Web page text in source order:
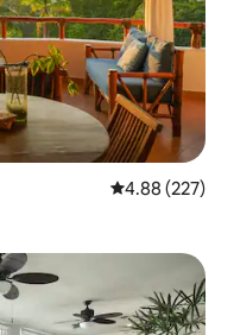
औसत रेटिंग 5 में से
4.88 (227)